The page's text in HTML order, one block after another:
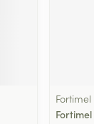
Fortimel